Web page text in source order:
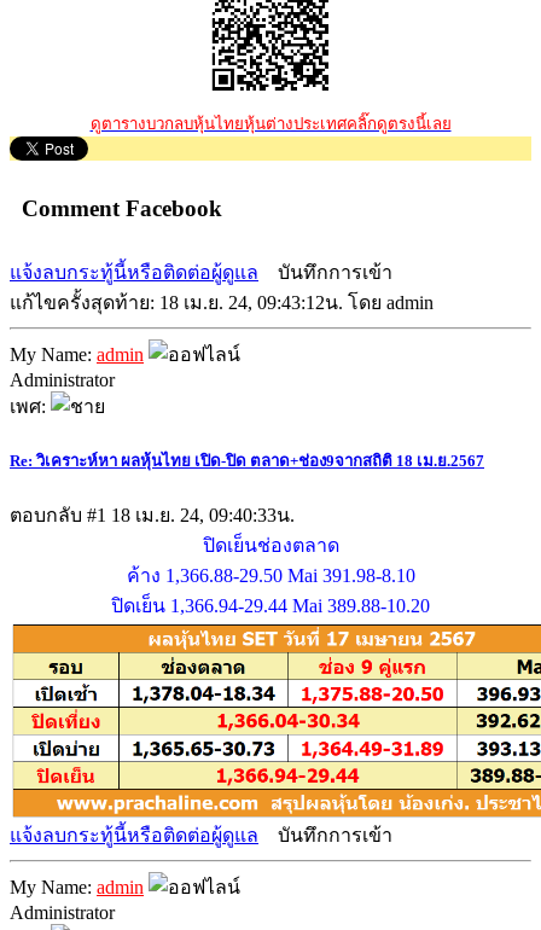
ดูตารางบวกลบหุ้นไทยหุ้นต่างประเทศคลิ๊กดูตรงนี้เลย
Comment Facebook
แจ้งลบกระทู้นี้หรือติดต่อผู้ดูแล
บันทึกการเข้า
แก้ไขครั้งสุดท้าย: 18 เม.ย. 24, 09:43:12น. โดย admin
My Name: admin
Administrator
เพศ:
Re: วิเคราะห์หา ผลหุ้นไทย เปิด-ปิด ตลาด+ช่อง9จากสถิติ 18 เม.ย.2567
ตอบกลับ #1 18 เม.ย. 24, 09:40:33น.
ปิดเย็นช่องตลาด
ค้าง 1,366.88-29.50 Mai 391.98-8.10
ปิดเย็น 1,366.94-29.44 Mai 389.88-10.20
แจ้งลบกระทู้นี้หรือติดต่อผู้ดูแล บันทึกการเข้า
My Name: admin
Administrator